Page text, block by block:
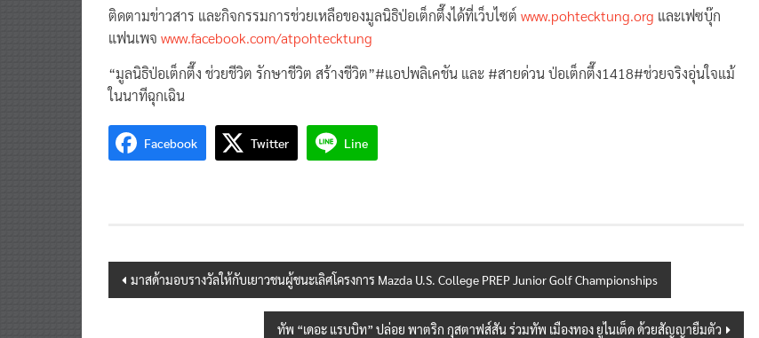
ติดตามข่าวสาร และกิจกรรมการช่วยเหลือของมูลนิธิป่อเต็กตึ๊งได้ที่เว็บไซต์ www.pohtecktung.org และเฟซบุ๊ก
แฟนเพจ www.facebook.com/atpohtecktung
“มูลนิธิป่อเต็กตึ๊ง ช่วยชีวิต รักษาชีวิต สร้างชีวิต”#แอปพลิเคชัน และ #สายด่วน ป่อเต็กตึ๊ง1418#ช่วยจริงอุ่นใจแม้
ในนาทีฉุกเฉิน
Facebook Twitter Line
Post
navigation
มาสด้ามอบรางวัลให้กับเยาวชนผู้ชนะเลิศโครงการ Mazda U.S. College PREP Junior Golf Championships
ทัพ “เดอะ แรบบิท” ปล่อย พาตริก กุสตาฟส์สัน ร่วมทัพ เมืองทอง ยูไนเต็ด ด้วยสัญญายืมตัว